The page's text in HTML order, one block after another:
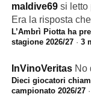
maldive69 si letto
Era la risposta
L’Ambrì Piotta ha
stagione 2026/27· 3
InVinoVeritas No
Dieci giocatori
campionato 2026/27·